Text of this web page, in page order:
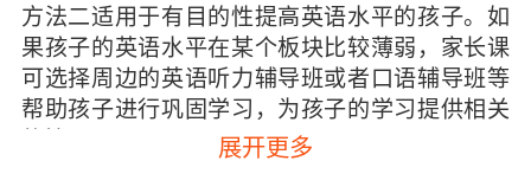
方法二适用于有目的性提高英语水平的孩子。如
果孩子的英语水平在某个板块比较薄弱，家长课
可选择周边的英语听力辅导班或者口语辅导班等
帮助孩子进行巩固学习，为孩子的学习提供相关
展开更多